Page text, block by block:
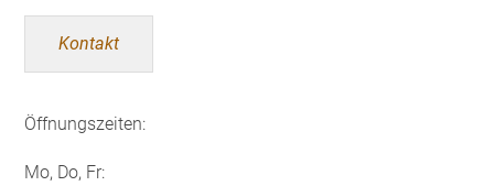
Kontakt
Öffnungszeiten:
Mo, Do, Fr: